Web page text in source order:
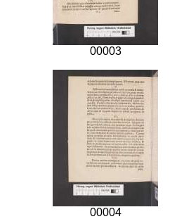
00003
00004